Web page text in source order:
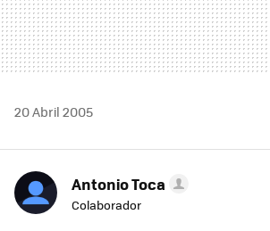
20 Abril 2005
Antonio Toca
Colaborador